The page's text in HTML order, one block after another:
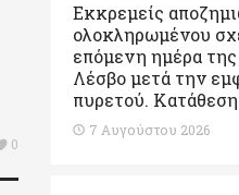
0
Εκκρεμείς
ολοκληρωμένου
επόμενη ημέρα
Λέσβο μετά την
πυρετού.
7 Αυγούστου 2026